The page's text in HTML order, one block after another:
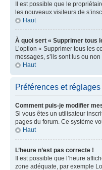
Il est possible que le
les nouveaux visiteurs de
Haut
À quoi sert « Supprimer tous
L’option « Supprimer tous les
messages, s’ils sont lus ou
Haut
Préférences et
Comment puis-je modifier
Si vous êtes un utilisateur
pages du forum. Ce système
Haut
L’heure n’est pas correcte !
Il est possible que l’heure
zone adéquate, par exemple